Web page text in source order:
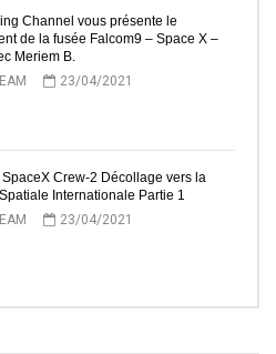
Channel vous présente le
de la fusée Falcom9 – Space X –
Meriem B.
23/04/2021
SpaceX Crew-2 Décollage vers la
Internationale Partie 1
23/04/2021